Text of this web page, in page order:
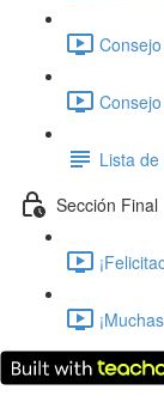
Lista
Sección Final